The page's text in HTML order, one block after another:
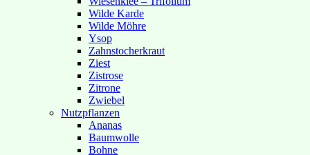
Wilde Karde
Wilde Möhre
Ysop
Zahnstocherkraut
Ziest
Zistrose
Zitrone
Zwiebel
Nutzpflanzen
Ananas
Baumwolle
Bohne